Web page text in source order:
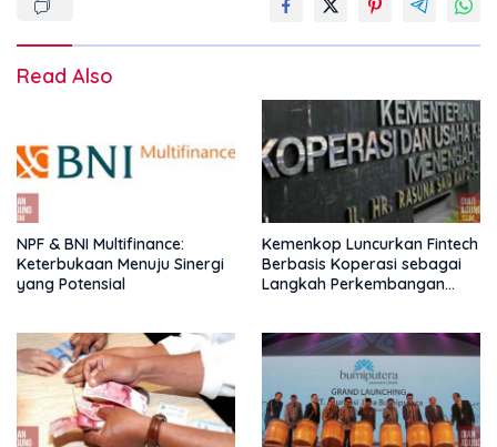
Read Also
NPF & BNI Multifinance:
Keterbukaan Menuju Sinergi
yang Potensial
Kemenkop Luncurkan Fintech
Berbasis Koperasi sebagai
Langkah Perkembangan